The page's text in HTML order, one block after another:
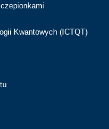
Kwantowych (ICTQT)